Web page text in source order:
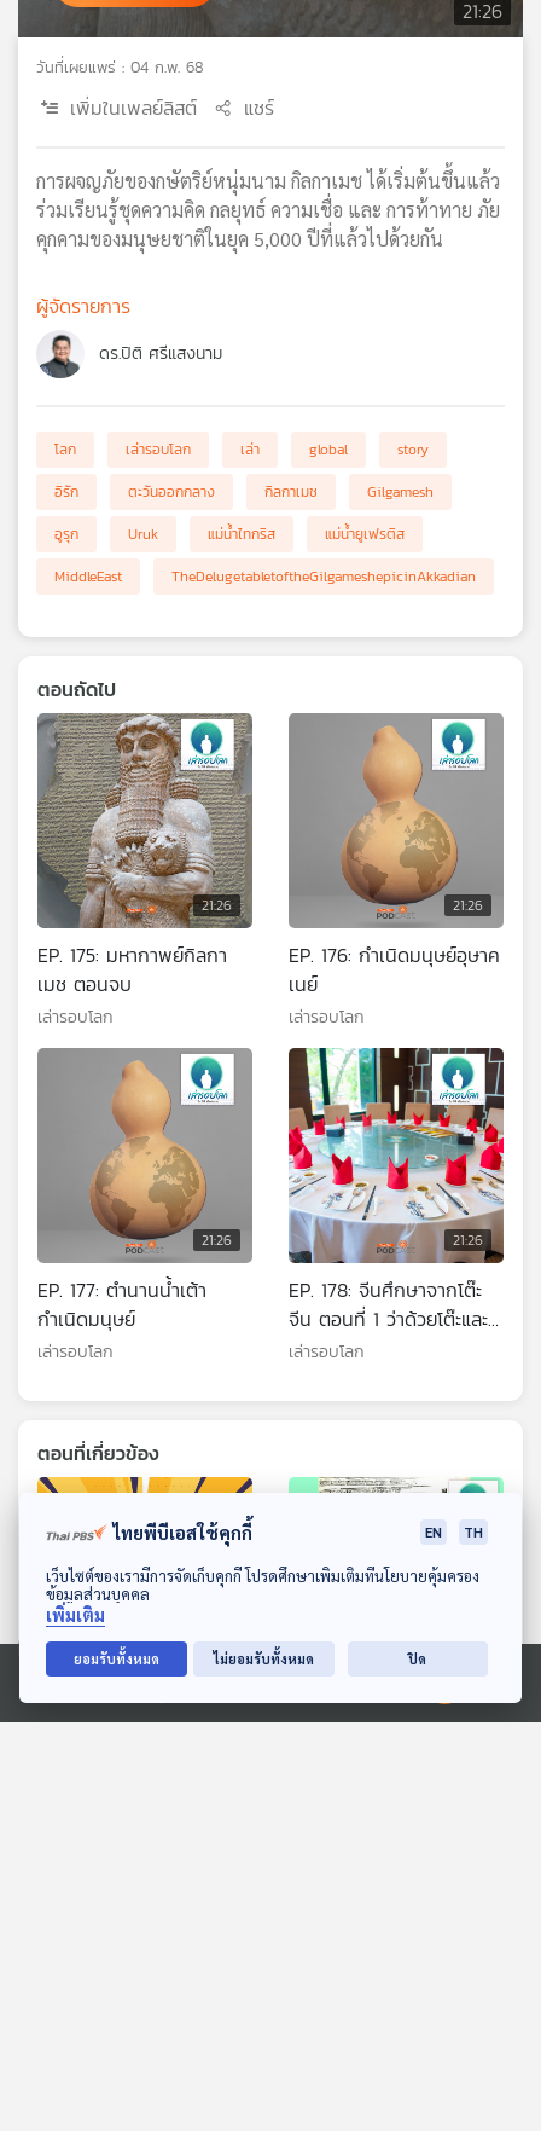
วิทยุ
ไทย
แผนที่
เครือ
ข่าย
ดาวน์โหลด Thai PBS Podcast Application
Ⓒ 2020 องค์การกระจายเสียงและแพร่ภาพสาธารณะแห่งประเทศไทย
21:26
วันที่เผยแพร่ : 04 ก.พ. 68
เพิ่มในเพลย์ลิสต์ แชร์
การผจญภัยของกษัตริย์หนุ่มนาม กิลกาเมช ได้เริ่มต้นขึ้นแล้ว
ร่วมเรียนรู้ชุดความคิด กลยุทธ์ ความเชื่อ และ การท้าทาย ภัย
คุกคามของมนุษยชาติในยุค 5,000 ปีที่แล้วไปด้วยกัน
ผู้จัดรายการ
ดร.ปิติ ศรีแสงนาม
โลก เล่ารอบโลก เล่า global
story
อิรัก
ตะวันออกกลาง กิลกาเมช
Gilgamesh
อูรุก
Uruk แม่น้ำไทกริส
แม่น้ำยูเฟรติส
MiddleEast
TheDelugetabletoftheGilgameshepicinAkkadian
ตอนถัดไป
21:26
EP. 175: มหากาพย์กิลกา
เมช ตอนจบ
เล่ารอบโลก
21:26
EP. 176: กำเนิดมนุษย์อุษาค
เนย์
เล่ารอบโลก
21:26
EP. 177: ตำนานน้ำเต้า
กำเนิดมนุษย์
เล่ารอบโลก
21:26
EP. 178: จีนศึกษาจากโต๊ะ
จีน ตอนที่ 1 ว่าด้วยโต๊ะและ
ตะเกียบ
เล่ารอบโลก
ตอนที่เกี่ยวข้อง
21:26
EP. 120: สมมุติว่า! | น้ำมัน
EP. 211: เลียดก๊ก ตอน เข้าสู่
ไทยพีบีเอสใช้คุกกี้ EN TH
เว็บไซต์ของเรามีการจัดเก็บคุกกี้ โปรดศึกษาเพิ่มเติมที่นโยบายคุ้มครอง
ข้อมูลส่วนบุคคล
เพิ่มเติม
ยอมรับทั้งหมด ไม่ยอมรับทั้งหมด ปิด